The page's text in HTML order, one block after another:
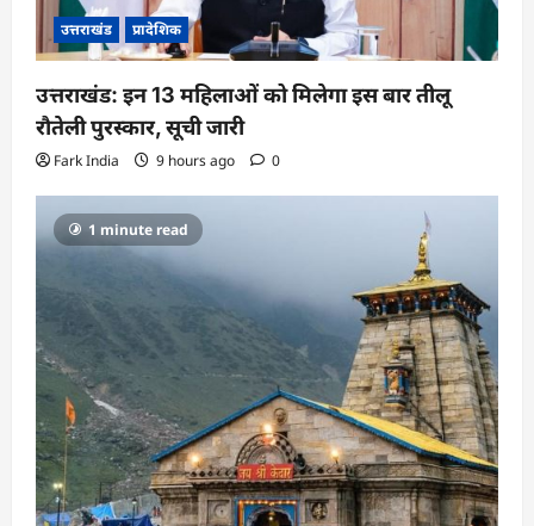
उत्तराखंड प्रादेशिक
उत्तराखंड: इन 13 महिलाओं को मिलेगा इस बार तीलू
रौतेली पुरस्कार, सूची जारी
Fark India 9 hours ago 0
1 minute read